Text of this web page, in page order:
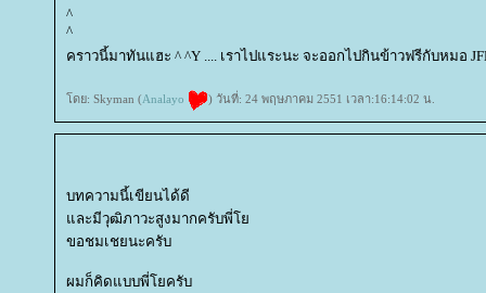
^
^
คราวนี้มาทันแฮะ ^ ^Y .... เราไปแระนะ จะออกไปกินข้าวฟรีกับหมอ
ดย: Skyman (Analayo ) วันที่: 24 พฤษภาคม 2551 เวลา:16:14:02 น.
บทความนี้เขียนได้ดี
ละมีวุฒิภาวะสูงมากครับพี่
ขอชมเชยนะครับ
ผมก็คิดแบบพี่โยครับ